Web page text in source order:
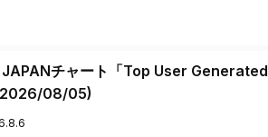
チャート「Top User Generated
08/05)